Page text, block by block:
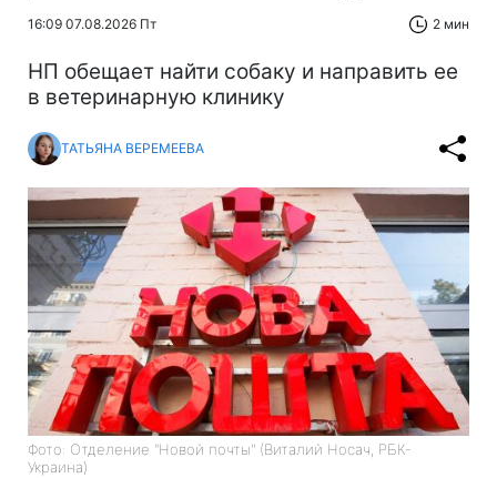
16:09 07.08.2026 Пт 2 мин
НП обещает найти собаку и направить ее
в ветеринарную клинику
ТАТЬЯНА ВЕРЕМЕЕВА
Фото: Отделение "Новой почты" (Виталий Носач, РБК-
Украина)